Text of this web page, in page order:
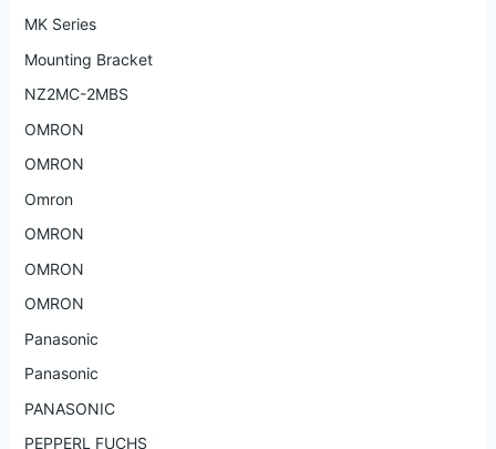
MK Series
Mounting Bracket
NZ2MC-2MBS
OMRON
OMRON
Omron
OMRON
OMRON
OMRON
Panasonic
Panasonic
PANASONIC
PEPPERL FUCHS